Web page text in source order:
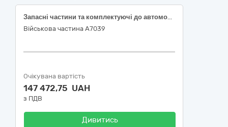
Запасні частини та комплектуючі до автомобілів ЗАЗ LANOS VIN-Y6DTF55Y0E0004652, 2013, в/н 6071 К3, DAEWOO LANOS VIN-Y6DTF69YD7W322253, 2007, в/н 9394 Н5, Volkswagen Transporter В/Н 5980 К3 vin:WV1ZZZ70Z3X069620 2004 р.в
Військова частина А7039
Очікувана вартість
147 472,75 UAH
з ПДВ
Дивитись